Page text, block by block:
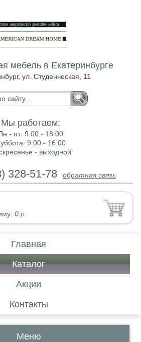
мебель в Екатеринбурге
ул. Студенческая, 11
Мы работаем:
- пт:9.00 - 18.00
9:00 - 16:00
- выходной
328-51-78 обратная связь
0 р.
Главная
Каталог
Акции
Контакты
Меню